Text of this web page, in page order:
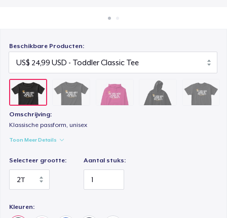
Beschikbare Producten:
Omschrijving:
Klassische passform, unisex
Toon Meer Details
Selecteer grootte: Aantal stuks:
Kleuren: